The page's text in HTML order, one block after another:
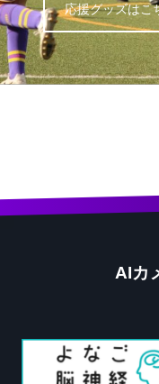
応援グッズはこ
AIカ